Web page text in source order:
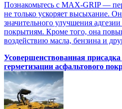
Познакомьтесь с MAX-GRIP —
не только ускоряет высыхание.
значительного улучшения
покрытиям. Кроме того, она
воздействию масла, бензина и
Усовершенствованная
герметизации асфальтового